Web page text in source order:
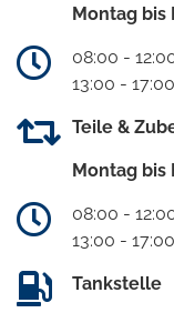
Montag bis
08:00 -
13:00 -
Teile &
Montag bis
08:00 -
13:00 -
Tankstelle